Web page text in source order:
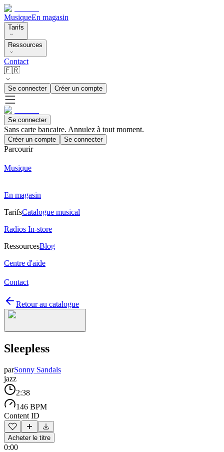
MusiqueEn magasin
Tarifs
Ressources
Contact
🇫🇷
Se connecter Créer un compte
Se connecter
Sans carte bancaire. Annulez à tout moment.
Créer un compte Se connecter
Parcourir
Musique
En magasin
TarifsCatalogue musical
Radios In-store
RessourcesBlog
Centre d'aide
Contact
Retour au catalogue
Sleepless
parSonny Sandals
jazz
2:38
146 BPM
Content ID
Acheter le titre
0:00